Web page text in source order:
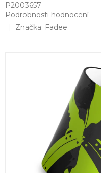
P2003657
Průměrné
hodnocení
Podrobnosti hodnocení
Značka: Fadee